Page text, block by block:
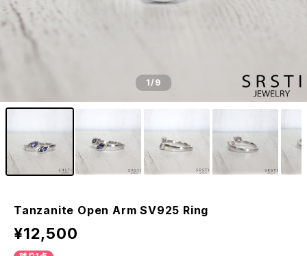
1/9
Tanzanite Open Arm SV925 Ring
¥12,500